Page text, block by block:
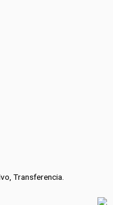
Transferencia.